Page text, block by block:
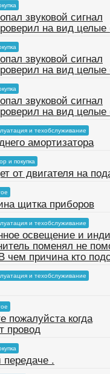
звуковой сигнал
на вид целые
звуковой сигнал
на вид целые
звуковой сигнал
на вид целые
и техобслуживание
амортизатора
и покупка
от двигателя на
щитка приборов
и техобслуживание
освещение и
поменял не
причина кто
и техобслуживание
пожалуйста когда
провод
передаче .